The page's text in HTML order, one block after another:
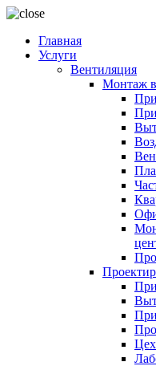
Главная
Услуги
Вентиляция
Монтаж
Цех